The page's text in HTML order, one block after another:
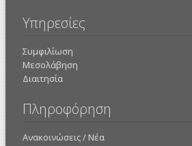
Υπηρεσίες
Συμφιλίωση
Μεσολάβηση
Διαιτησία
Πληροφόρηση
Ανακοινώσεις / Νέα